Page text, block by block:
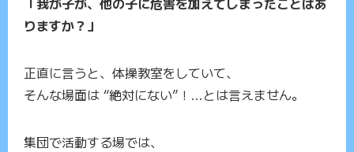
りますか？」
正直に言うと、体操教室をしていて、
そんな場面は “絶対にない”！…とは言えません。
集団で活動する場では、